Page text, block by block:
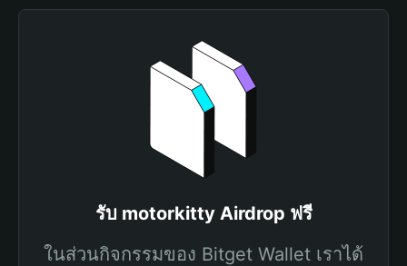
รับ motorkitty Airdrop ฟรี
ในส่วนกิจกรรมของ Bitget Wallet เราได้